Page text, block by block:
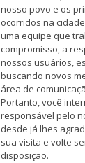
nosso povo e os
ocorridos na
uma equipe que
compromisso, a
nossos usuários,
buscando novos
área de
Portanto, você
responsável pelo
desde já lhes
sua visita e volte
disposição.